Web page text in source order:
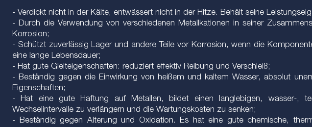
- Verdickt nicht in der Kälte, entwässert nicht in der Hitze. Behält seine
- Durch die Verwendung von verschiedenen Metallkationen in seiner
Korrosion;
- Schützt zuverlässig Lager und andere Teile vor Korrosion, wenn die
eine lange Lebensdauer;
- Hat gute Gleiteigenschaften: reduziert effektiv Reibung und Verschleiß;
- Beständig gegen die Einwirkung von heißem und kaltem Wasser, absolut
Eigenschaften;
- Hat eine gute Haftung auf Metallen, bildet einen langlebigen, wasser-,
Wechselintervalle zu verlängern und die Wartungskosten zu senken;
- Beständig gegen Alterung und Oxidation. Es hat eine gute chemische,